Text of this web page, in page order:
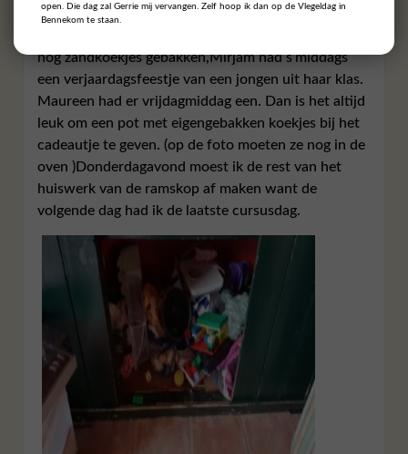
aandacht,dat mag nog als je 8 jaar bent hé. Heb heel
nog zandkoekjes gebakken,Mirjam had s’middags
een verjaardagsfeestje van een jongen uit haar klas.
Maureen had er vrijdagmiddag een. Dan is het altijd
leuk om een pot met eigengebakken koekjes bij het
cadeautje te geven. (op de foto moeten ze nog in de
oven )Donderdagavond moest ik de rest van het
huiswerk van de ramskop af maken want de
volgende dag had ik de laatste cursusdag.
open. Die dag zal Gerrie mij vervangen. Zelf hoop ik dan op de Vlegeldag in
Bennekom te staan.